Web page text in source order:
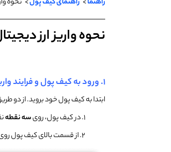
راهنما> راهنمای کیف پول> نحوه
نحوه واریز ارز
۱. ورود به کیف پول و فرایند واریز ارز دیجیتال
ابتدا به کیف پول خود بروید. از دو
۱. در کیف پول، روی
سه نقطه
۲. از قسمت بالای کیف پول روی